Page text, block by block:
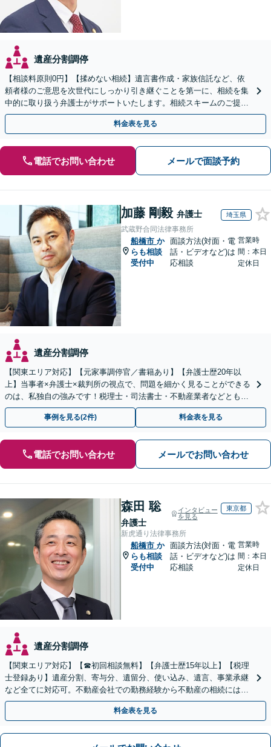
遺産分割調停
【相談料原則0円】【揉めない相続】遺言書作成・家族信託など、依
頼者様のご意思を次世代にしっかり引き継ぐことを第一に、相続を集
中的に取り扱う弁護士がサポートいたします。相続スキームのご提案
から遺言執行まで責任を持って対応させていただきます。
料金表を見る
電話でお問い合わせ メールで面談予約
加藤 剛毅 弁護士 埼玉県
武蔵野合同法律事務所
船橋市 か
らも相談
受付中
面談方法(対面・電
話・ビデオなど)は
応相談
営業時
間：本日
定休日
遺産分割調停
【関東エリア対応】【元家事調停官／書籍あり】【弁護士歴20年以
上】当事者×弁護士×裁判所の視点で、問題を細かく見ることができる
のは、私独自の強みです！税理士・司法書士・不動産業者などとも連
携。地元密着で、親切＆丁寧にお悩みに寄り添います。
事例を見る(2件) 料金表を見る
電話でお問い合わせ メールでお問い合わせ
森田 聡
弁護士
インタビュー
を見る
東京都
新虎通り法律事務所
船橋市 か
らも相談
受付中
面談方法(対面・電
話・ビデオなど)は
応相談
営業時
間：本日
定休日
遺産分割調停
【関東エリア対応】【☎︎初回相談無料】【弁護士歴15年以上】【税理
士登録あり】遺産分割、寄与分、遺留分、使い込み、遺言、事業承継
など全てに対応可。不動産会社での勤務経験から不動産の相続には特
に的確に対応【出張サービス】【夜間・休日面談】
料金表を見る